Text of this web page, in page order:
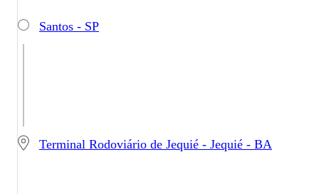
Santos - SP
Terminal Rodoviário de Jequié - Jequié - BA